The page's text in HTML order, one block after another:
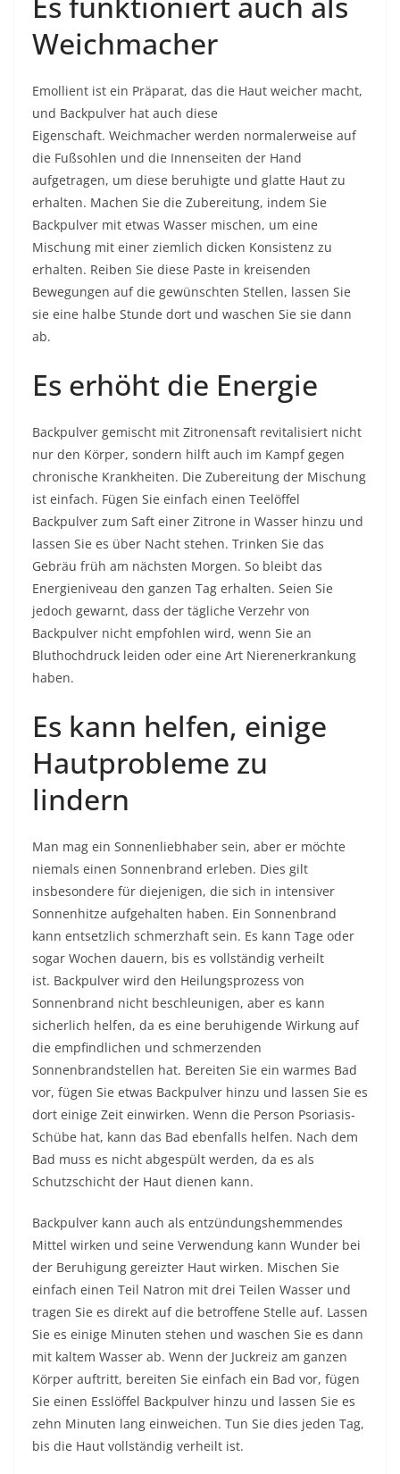
Weichmacher
Emollient ist ein Präparat, das die Haut weicher macht,
und Backpulver hat auch diese
Eigenschaft. Weichmacher werden normalerweise auf
die Fußsohlen und die Innenseiten der Hand
aufgetragen, um diese beruhigte und glatte Haut zu
erhalten. Machen Sie die Zubereitung, indem Sie
Backpulver mit etwas Wasser mischen, um eine
Mischung mit einer ziemlich dicken Konsistenz zu
erhalten. Reiben Sie diese Paste in kreisenden
Bewegungen auf die gewünschten Stellen, lassen Sie
sie eine halbe Stunde dort und waschen Sie sie dann
ab.
Es erhöht die Energie
Backpulver gemischt mit Zitronensaft revitalisiert nicht
nur den Körper, sondern hilft auch im Kampf gegen
chronische Krankheiten. Die Zubereitung der Mischung
ist einfach. Fügen Sie einfach einen Teelöffel
Backpulver zum Saft einer Zitrone in Wasser hinzu und
lassen Sie es über Nacht stehen. Trinken Sie das
Gebräu früh am nächsten Morgen. So bleibt das
Energieniveau den ganzen Tag erhalten. Seien Sie
jedoch gewarnt, dass der tägliche Verzehr von
Backpulver nicht empfohlen wird, wenn Sie an
Bluthochdruck leiden oder eine Art Nierenerkrankung
haben.
Es kann helfen, einige
Hautprobleme zu
lindern
Man mag ein Sonnenliebhaber sein, aber er möchte
niemals einen Sonnenbrand erleben. Dies gilt
insbesondere für diejenigen, die sich in intensiver
Sonnenhitze aufgehalten haben. Ein Sonnenbrand
kann entsetzlich schmerzhaft sein. Es kann Tage oder
sogar Wochen dauern, bis es vollständig verheilt
ist. Backpulver wird den Heilungsprozess von
Sonnenbrand nicht beschleunigen, aber es kann
sicherlich helfen, da es eine beruhigende Wirkung auf
die empfindlichen und schmerzenden
Sonnenbrandstellen hat. Bereiten Sie ein warmes Bad
vor, fügen Sie etwas Backpulver hinzu und lassen Sie es
dort einige Zeit einwirken. Wenn die Person Psoriasis-
Schübe hat, kann das Bad ebenfalls helfen. Nach dem
Bad muss es nicht abgespült werden, da es als
Schutzschicht der Haut dienen kann.
Backpulver kann auch als entzündungshemmendes
Mittel wirken und seine Verwendung kann Wunder bei
der Beruhigung gereizter Haut wirken. Mischen Sie
einfach einen Teil Natron mit drei Teilen Wasser und
tragen Sie es direkt auf die betroffene Stelle auf. Lassen
Sie es einige Minuten stehen und waschen Sie es dann
mit kaltem Wasser ab. Wenn der Juckreiz am ganzen
Körper auftritt, bereiten Sie einfach ein Bad vor, fügen
Sie einen Esslöffel Backpulver hinzu und lassen Sie es
zehn Minuten lang einweichen. Tun Sie dies jeden Tag,
bis die Haut vollständig verheilt ist.